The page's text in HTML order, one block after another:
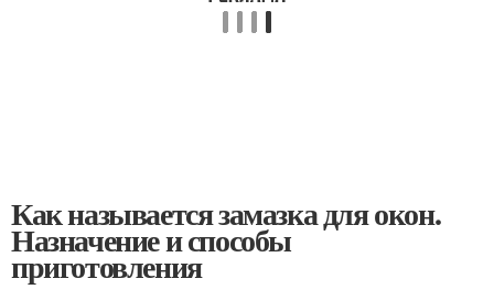
Как называется замазка для окон.
Назначение и способы
приготовления